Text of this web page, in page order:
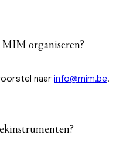
organiseren?
naar info@mim.be.